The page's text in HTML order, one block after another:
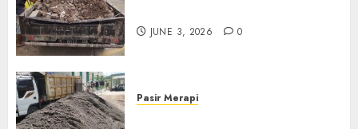
JUNE 3, 2026 0
Pasir Merapi